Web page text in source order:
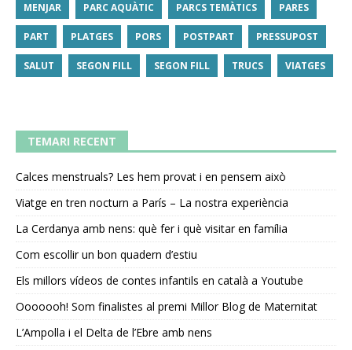
MENJAR PARC AQUÀTIC PARCS TEMÀTICS PARES
PART PLATGES PORS POSTPART PRESSUPOST
SALUT SEGON FILL SEGON FILL TRUCS VIATGES
TEMARI RECENT
Calces menstruals? Les hem provat i en pensem això
Viatge en tren nocturn a París – La nostra experiència
La Cerdanya amb nens: què fer i què visitar en família
Com escollir un bon quadern d’estiu
Els millors vídeos de contes infantils en català a Youtube
Ooooooh! Som finalistes al premi Millor Blog de Maternitat
L’Ampolla i el Delta de l’Ebre amb nens